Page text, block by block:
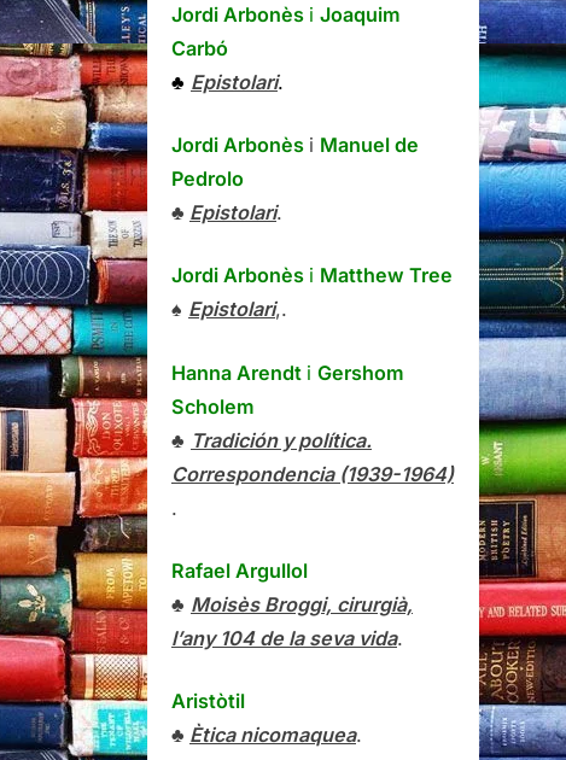
Jordi Arbonès i Joaquim
Carbó
♣ Epistolari.
Jordi Arbonès i Manuel de
Pedrolo
♣ Epistolari.
Jordi Arbonès i Matthew Tree
♠ Epistolari,.
Hanna Arendt i Gershom
Scholem
♣ Tradición y política.
Correspondencia (1939-1964)
.
Rafael Argullol
♣ Moisès Broggi, cirurgià,
l’any 104 de la seva vida.
Aristòtil
♣ Ètica nicomaquea.